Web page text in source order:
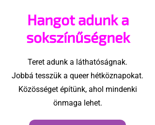
vonatkoznak
Hangot adunk a
sokszínűségnek
Teret adunk a láthatóságnak.
Jobbá tesszük a queer hétköznapokat.
Közösséget építünk, ahol mindenki
önmaga lehet.